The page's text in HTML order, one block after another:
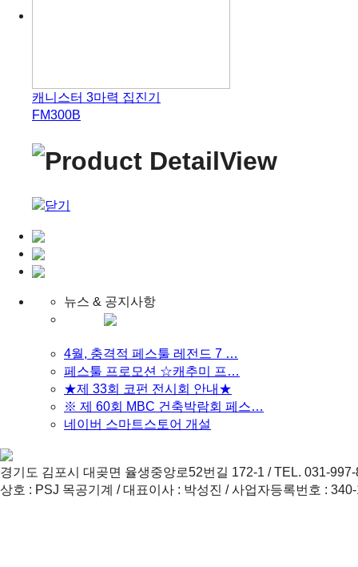
캐니스터 3마력 집진기
FM300B
뉴스 & 공지사항
4월, 충격적 페스툴 레전드 7 …
페스툴 프로모션 ☆캐추미 프…
★제 33회 코펀 전시회 안내★
※ 제 60회 MBC 건축박람회 페스…
네이버 스마트스토어 개설
경기도 김포시 대곶면 율생중앙로52번길 172-1 / TEL. 031-
상호 : PSJ 목공기계 / 대표이사 : 박성진 / 사업자등록번호 :